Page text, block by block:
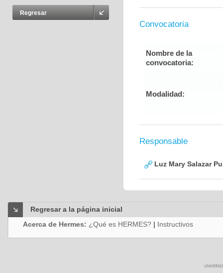
Regresar
Convocatoria
Nombre de la
convocatoria:
Modalidad:
Responsable
Luz Mary Salazar
Regresar a la página inicial
Acerca de Hermes: ¿Qué es HERMES? | Instructivos